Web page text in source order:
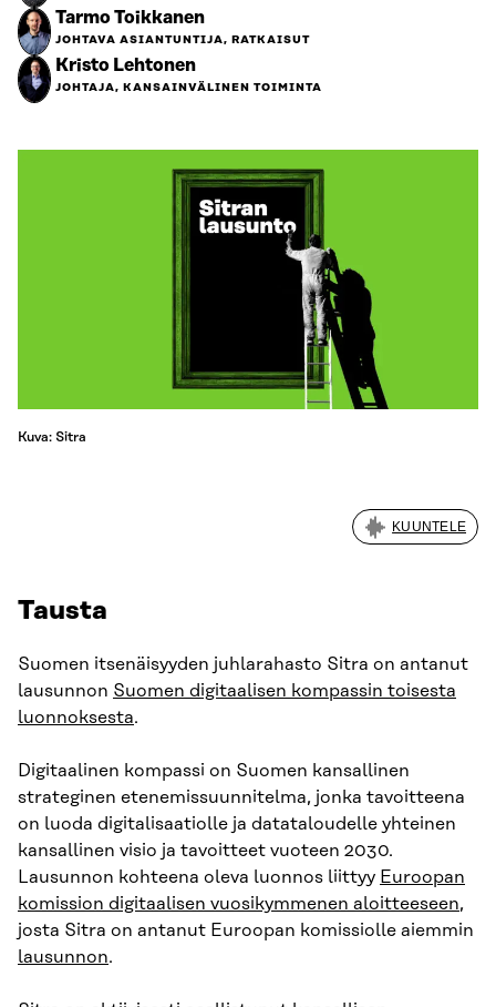
Tarmo Toikkanen
JOHTAVA ASIANTUNTIJA, RATKAISUT
Kristo Lehtonen
JOHTAJA, KANSAINVÄLINEN TOIMINTA
Kuva: Sitra
KUUNTELE
Tausta
Suomen itsenäisyyden juhlarahasto Sitra on antanut
lausunnon Suomen digitaalisen kompassin toisesta
luonnoksesta.
Digitaalinen kompassi on Suomen kansallinen
strateginen etenemissuunnitelma, jonka tavoitteena
on luoda digitalisaatiolle ja datataloudelle yhteinen
kansallinen visio ja tavoitteet vuoteen 2030.
Lausunnon kohteena oleva luonnos liittyy Euroopan
komission digitaalisen vuosikymmenen aloitteeseen,
josta Sitra on antanut Euroopan komissiolle aiemmin
lausunnon.